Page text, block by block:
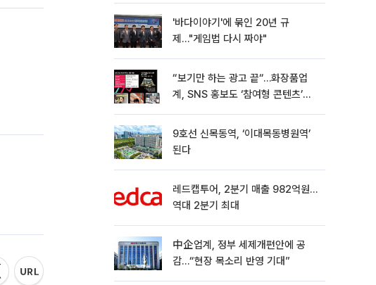
'바다이야기'에 묶인 20년 규
제…"게임법 다시 짜야"
“보기만 하는 광고 끝“…화장품업
계, SNS 홍보도 ‘참여형 콘텐츠’로
9호선 신목동역, ‘이대목동병원역’
된다
레드캡투어, 2분기 매출 982억원…
역대 2분기 최대
中企업계, 정부 세제개편안에 공
감…“현장 목소리 반영 기대”